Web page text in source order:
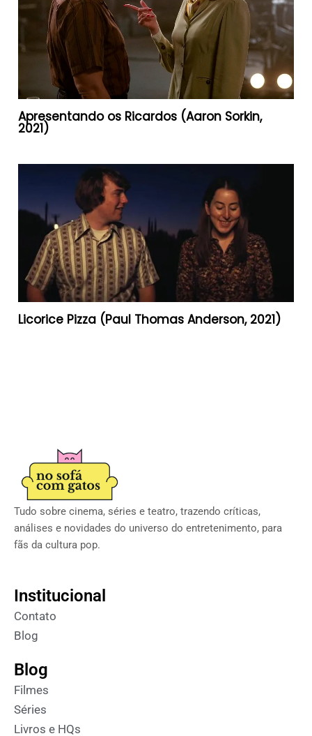
Apresentando os Ricardos (Aaron Sorkin,
2021)
Licorice Pizza (Paul Thomas Anderson, 2021)
Tudo sobre cinema, séries e teatro, trazendo críticas,
análises e novidades do universo do entretenimento, para
fãs da cultura pop.
Institucional
Contato
Blog
Blog
Filmes
Séries
Livros e HQs